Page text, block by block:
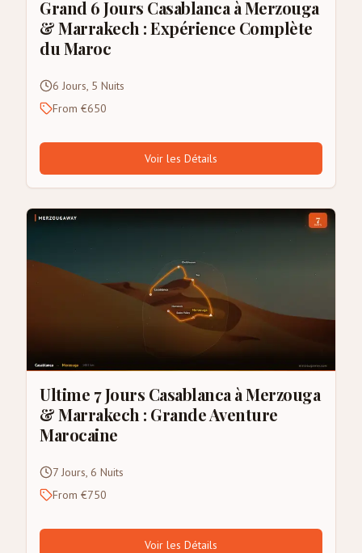
Grand 6 Jours Casablanca à Merzouga
& Marrakech : Expérience Complète
du Maroc
6 Jours, 5 Nuits
From €650
Voir les Détails
Ultime 7 Jours Casablanca à Merzouga
& Marrakech : Grande Aventure
Marocaine
7 Jours, 6 Nuits
From €750
Voir les Détails